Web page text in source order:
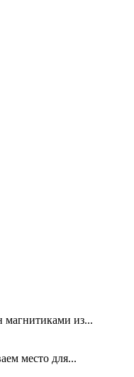
магнитиками из...
место для...